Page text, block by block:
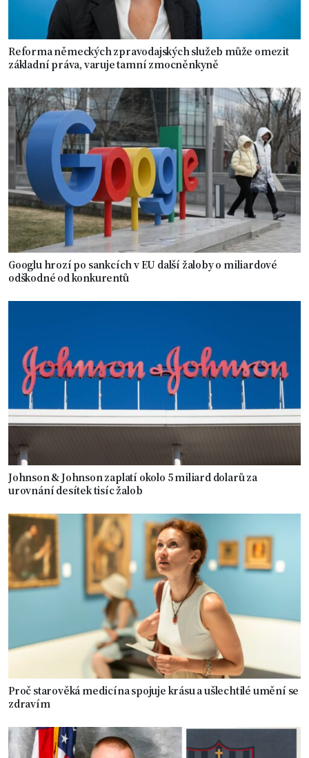
Reforma německých zpravodajských služeb může omezit
základní práva, varuje tamní zmocněnkyně
Googlu hrozí po sankcích v EU další žaloby o miliardové
odškodné od konkurentů
Johnson & Johnson zaplatí okolo 5 miliard dolarů za
urovnání desítek tisíc žalob
Proč starověká medicína spojuje krásu a ušlechtilé umění se
zdravím